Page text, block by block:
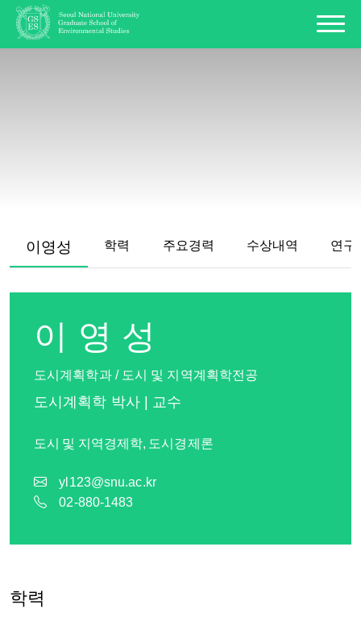
이영성 학력 주요경력 수상내역 연구
이영성
도시계획학과 / 도시 및 지역계획학전공
도시계획학 박사 | 교수
도시 및 지역경제학, 도시경제론
yl123@snu.ac.kr
02-880-1483
학력